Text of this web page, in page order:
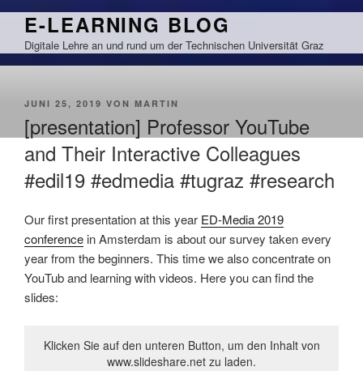
Zum
springen
E-LEARNING BLOG
Digitale Lehre an und rund um der Technischen Universität Graz
VERÖFFENTLICHT
JUNI 25, 2019 VON MARTIN
[presentation] Professor YouTube
and Their Interactive Colleagues
#edil19 #edmedia #tugraz #research
Our first presentation at this year ED-Media 2019
conference in Amsterdam is about our survey taken every
year from the beginners. This time we also concentrate on
YouTub and learning with videos. Here you can find the
slides:
Klicken Sie auf den unteren Button, um den Inhalt von
www.slideshare.net zu laden.